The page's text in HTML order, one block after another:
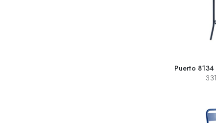
Puerto